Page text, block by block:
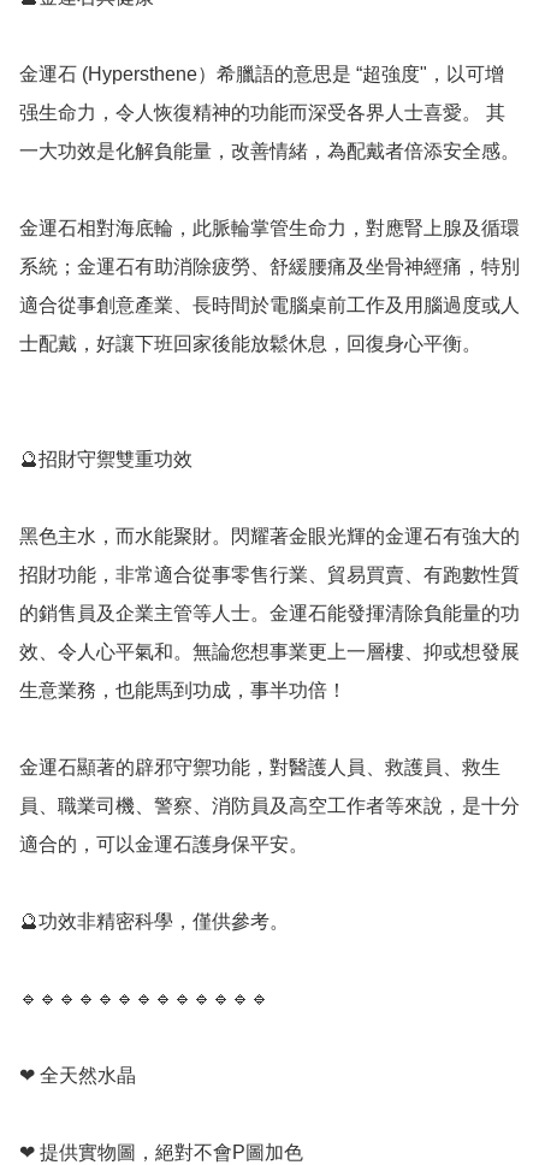
金運石 (Hypersthene）希臘語的意思是 “超強度"，以可增
强生命力，令人恢復精神的功能而深受各界人士喜愛。 其
一大功效是化解負能量，改善情緒，為配戴者倍添安全感。
金運石相對海底輪，此脈輪掌管生命力，對應腎上腺及循環
系統；金運石有助消除疲勞、舒緩腰痛及坐骨神經痛，特別
適合從事創意產業、長時間於電腦桌前工作及用腦過度或人
士配戴，好讓下班回家後能放鬆休息，回復身心平衡。
🔮招財守禦雙重功效
黑色主水，而水能聚財。閃耀著金眼光輝的金運石有強大的
招財功能，非常適合從事零售行業、貿易買賣、有跑數性質
的銷售員及企業主管等人士。金運石能發揮清除負能量的功
效、令人心平氣和。無論您想事業更上一層樓、抑或想發展
生意業務，也能馬到功成，事半功倍！
金運石顯著的辟邪守禦功能，對醫護人員、救護員、救生
員、職業司機、警察、消防員及高空工作者等來說，是十分
適合的，可以金運石護身保平安。
🔮功效非精密科學，僅供參考。
🔹️🔹️🔹️🔹️🔹️🔹️🔹️🔹️🔹️🔹️🔹️🔹️🔹️
❤ 全天然水晶
❤ 提供實物圖，絕對不會P圖加色